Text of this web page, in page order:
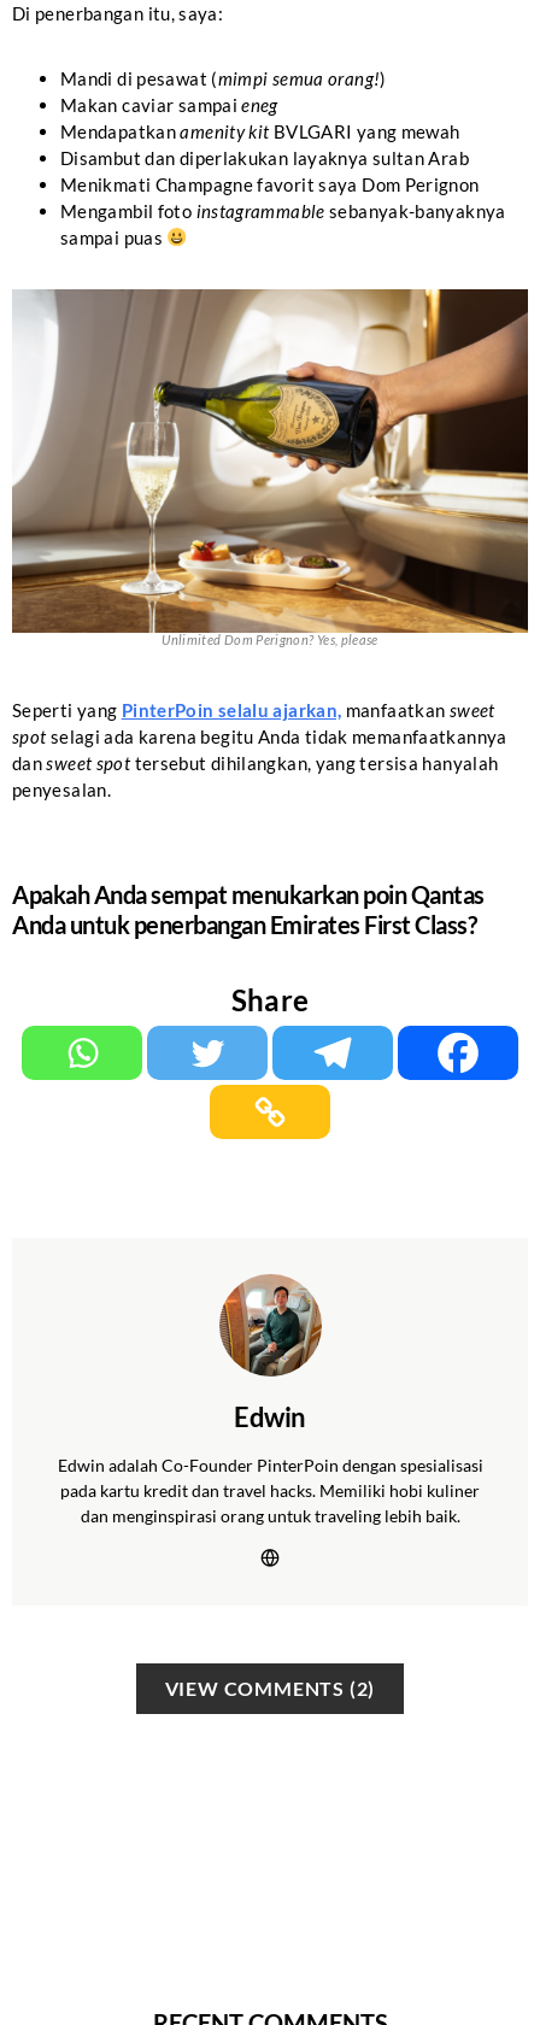
Di penerbangan itu, saya:
Mandi di pesawat (mimpi semua orang!)
Makan caviar sampaieneg
Mendapatkanamenity kitBVLGARI yang mewah
Disambut dan diperlakukan layaknya sultan Arab
Menikmati Champagne favorit saya Dom Perignon
Mengambil foto instagrammablesebanyak-banyaknya
sampai puas
Unlimited Dom Perignon? Yes, please
Seperti yang PinterPoin selalu ajarkan, manfaatkan sweet
spotselagi ada karena begitu Anda tidak memanfaatkannya
dan sweet spottersebut dihilangkan, yang tersisa hanyalah
penyesalan.
Apakah Anda sempat menukarkan poin Qantas
Anda untuk penerbangan Emirates First Class?
Share
Edwin
Edwin adalah Co-Founder PinterPoin dengan spesialisasi
pada kartu kredit dan travel hacks. Memiliki hobi kuliner
dan menginspirasi orang untuk traveling lebih baik.
VIEW COMMENTS (2)